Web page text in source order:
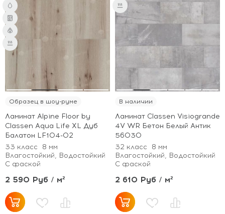
от 65 м² - скидка 7%;
от 101 м² - скидка
Образец в шоу-руме
Ламинат Alpine Floor by
Classen Aqua Life XL Дуб
Балатон LF104-02
33 класс
8 мм
Влагостойкий, Водостойкий
С фаской
2 590 Руб / м²
В наличии
Ламинат Classen Visiogrande
4V WR Бетон Белый Антик
56030
32 класс
8 мм
Влагостойкий, Водостойкий
С фаской
2 610 Руб / м²